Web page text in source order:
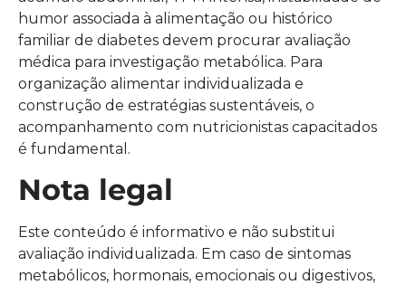
humor associada à alimentação ou histórico
familiar de diabetes devem procurar avaliação
médica para investigação metabólica. Para
organização alimentar individualizada e
construção de estratégias sustentáveis, o
acompanhamento com nutricionistas capacitados
é fundamental.
Nota legal
Este conteúdo é informativo e não substitui
avaliação individualizada. Em caso de sintomas
metabólicos, hormonais, emocionais ou digestivos,